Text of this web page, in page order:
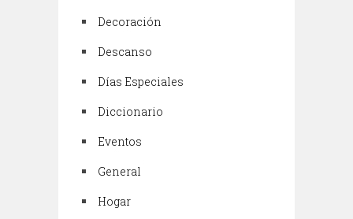
Decoración
Descanso
Días Especiales
Diccionario
Eventos
General
Hogar